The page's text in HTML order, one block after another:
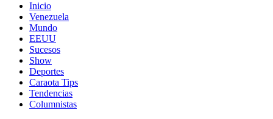
Inicio
Venezuela
Mundo
EEUU
Sucesos
Show
Deportes
Caraota Tips
Tendencias
Columnistas